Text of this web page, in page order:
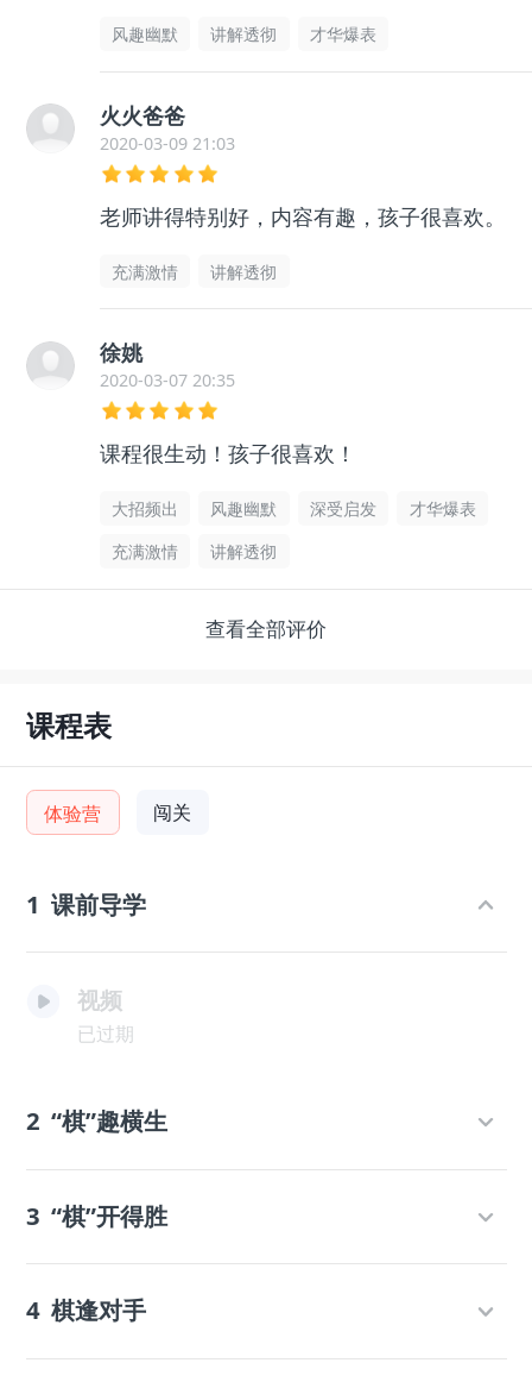
风趣幽默 讲解透彻 才华爆表
火火爸爸
2020-03-09 21:03
老师讲得特别好，内容有趣，孩子很喜欢。
充满激情 讲解透彻
徐姚
2020-03-07 20:35
课程很生动！孩子很喜欢！
大招频出 风趣幽默 深受启发
才华爆表
充满激情
讲解透彻
查看全部评价
课程表
体验营 闯关
1 课前导学
视频
已过期
2 “棋”趣横生
3 “棋”开得胜
4 棋逢对手